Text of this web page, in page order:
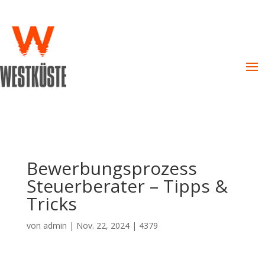
Bewerbungsprozess
Steuerberater – Tipps &
Tricks
von admin | Nov. 22, 2024| 4379